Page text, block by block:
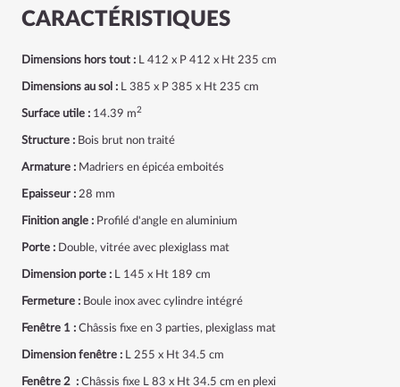
CARACTÉRISTIQUES
Dimensions hors tout : L 412 x P 412 x Ht 235 cm
Dimensions au sol : L 385 x P 385 x Ht 235 cm
Surface utile : 14.39 m2
Structure : Bois brut non traité
Armature : Madriers en épicéa emboités
Epaisseur : 28 mm
Finition angle : Profilé d'angle en aluminium
Porte : Double, vitrée avec plexiglass mat
Dimension porte : L 145 x Ht 189 cm
Fermeture : Boule inox avec cylindre intégré
Fenêtre 1 : Châssis fixe en 3 parties, plexiglass mat
Dimension fenêtre : L 255 x Ht 34.5 cm
Fenêtre 2 : Châssis fixe L 83 x Ht 34.5 cm en plexi